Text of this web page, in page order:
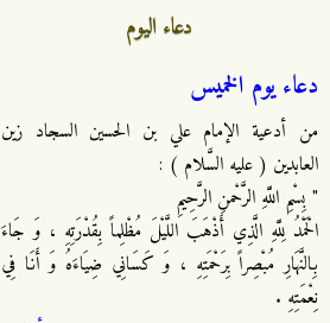
دعاء اليوم
دعاء يوم الخميس
من أدعية الإمام علي بن الحسين السجاد زين
العابدين ( عليه السَّلام ) :
" بِسْمِ اللَّهِ الرَّحْمنِ الرَّحِيمِ
الْحَمْدُ لِلَّهِ الَّذِي أَذْهَبَ اللَّيْلَ مُظْلِماً بِقُدْرَتِهِ ، وَ جَاءَ
بِالنَّهَارِ مُبْصِراً بِرَحْمَتِهِ ، وَ كَسَانِي ضِيَاءَهُ وَ أَنَا فِي
نِعْمَتِهِ .